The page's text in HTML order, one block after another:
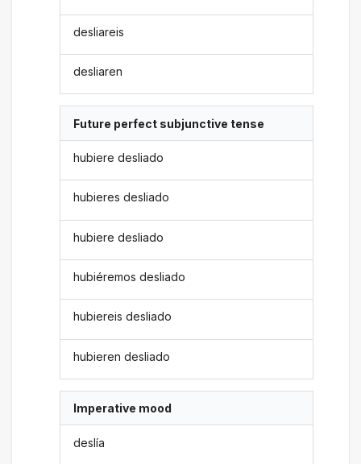
desliareis
desliaren
Future perfect subjunctive tense
hubiere desliado
hubieres desliado
hubiere desliado
hubiéremos desliado
hubiereis desliado
hubieren desliado
Imperative mood
deslía